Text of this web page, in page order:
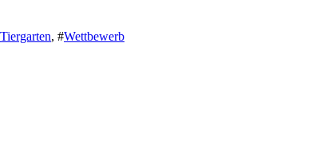
Tiergarten, #Wettbewerb